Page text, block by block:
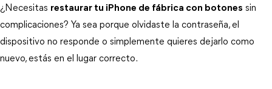
¿Necesitas restaurar tu iPhone de fábrica con botones sin
complicaciones? Ya sea porque olvidaste la contraseña, el
dispositivo no responde o simplemente quieres dejarlo como
nuevo, estás en el lugar correcto.